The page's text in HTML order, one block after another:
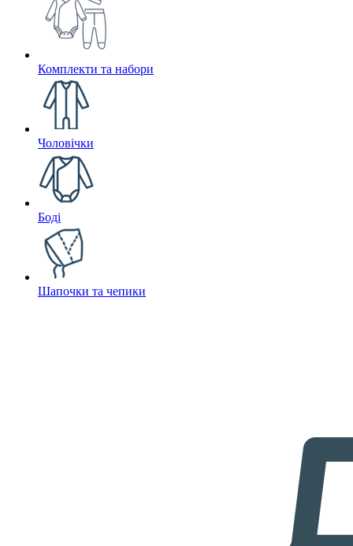
Комплекти та набори
Чоловічки
Боді
Шапочки та чепики